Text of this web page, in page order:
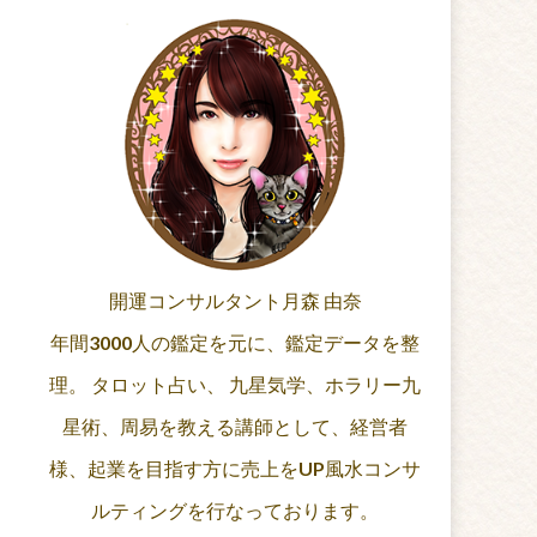
開運コンサルタント月森 由奈
年間3000人の鑑定を元に、鑑定データを整
理。 タロット占い、 九星気学、ホラリー九
星術、周易を教える講師として、経営者
様、起業を目指す方に売上をUP風水コンサ
ルティングを行なっております。